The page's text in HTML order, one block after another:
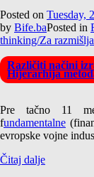
Posted on Tuesday,
by Bife.baPosted in
thinking/Za
Različiti načini
Hijerarhija
Pre tačno 11
fundamentalne
evropske vojne
Čitaj dalje